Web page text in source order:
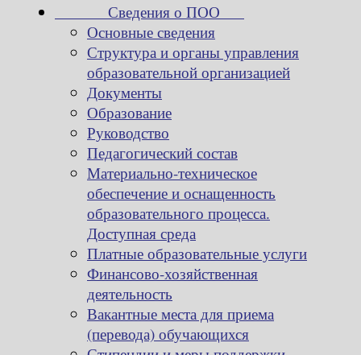
Сведения о ПОО
Основные сведения
Структура и органы управления
образовательной организацией
Документы
Образование
Руководство
Педагогический состав
Материально-техническое
обеспечение и оснащенность
образовательного процесса.
Доступная среда
Платные образовательные услуги
Финансово-хозяйственная
деятельность
Вакантные места для приема
(перевода) обучающихся